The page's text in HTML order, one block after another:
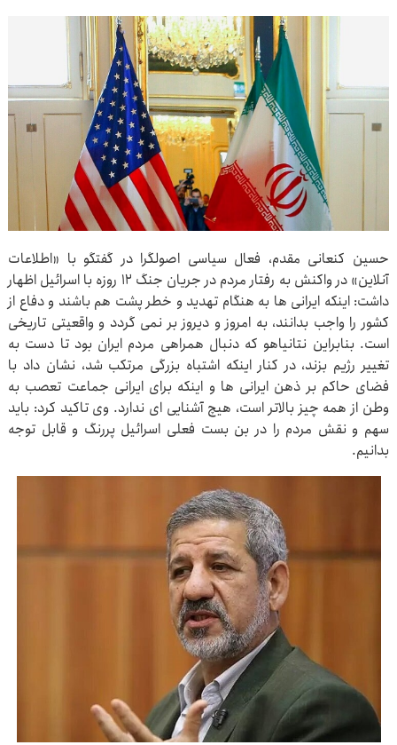
حسین کنعانی ‌مقدم، فعال سیاسی اصولگرا در گفتگو با «اطلاعات
آنلاین» در واکنش به رفتار مردم در جریان جنگ ۱۲ روزه با اسرائیل اظهار
داشت: اینکه ایرانی ها به هنگام تهدید و خطر پشت هم باشند و دفاع از
کشور را واجب بدانند، به امروز و دیروز بر نمی گردد و واقعیتی تاریخی
است. بنابراین نتانیاهو که دنبال همراهی مردم ایران بود تا دست به
تغییر رژیم بزند، در کنار اینکه اشتباه بزرگی مرتکب شد، نشان داد با
فضای حاکم بر ذهن ایرانی ها و اینکه برای ایرانی جماعت تعصب به
وطن از همه چیز بالاتر است، هیچ آشنایی ای ندارد. وی تاکید کرد: باید
سهم و نقش مردم را در بن بست فعلی اسرائیل پررنگ و قابل توجه
بدانیم.